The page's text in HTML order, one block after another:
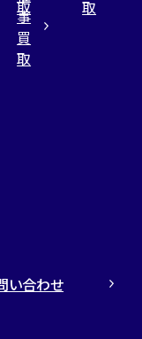
取
取
事
買
取
い合わせ